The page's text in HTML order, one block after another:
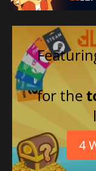
for the
4